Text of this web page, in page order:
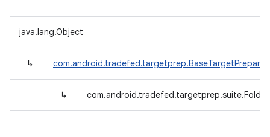
java.lang.Object
↳ com.android.tradefed.targetprep.BaseTargetPreparer
↳